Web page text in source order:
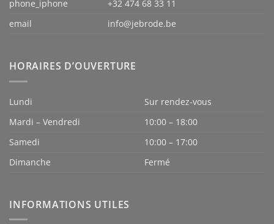
phone_iphone
+32 474 68 33 11
email
info@jebrode.be
HORAIRES D’OUVERTURE
Lundi
Sur rendez-vous
Mardi – Vendredi
10:00 – 18:00
Samedi
10:00 – 17:00
Dimanche
Fermé
INFORMATIONS UTILES